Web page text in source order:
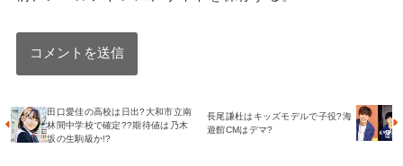
田口愛佳の高校は日出?大和市立南
林間中学校で確定??期待値は乃木
坂の生駒級か!?
長尾謙杜はキッズモデルで子役?海
遊館CMはデマ?